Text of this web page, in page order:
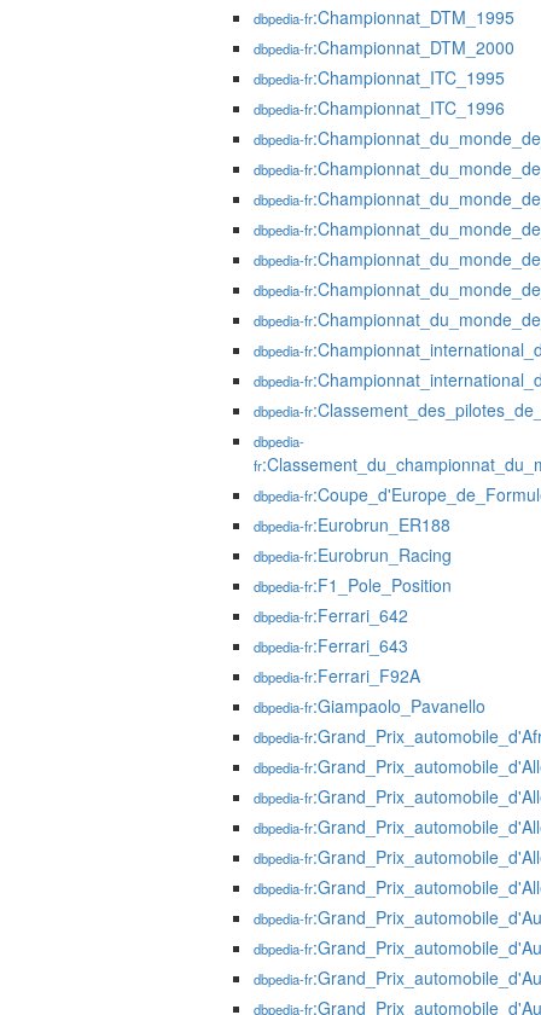
dbpedia-fr:Championnat_DTM_1995
dbpedia-fr:Championnat_DTM_2000
dbpedia-fr:Championnat_ITC_1995
dbpedia-fr:Championnat_ITC_1996
dbpedia-fr
dbpedia-fr
dbpedia-fr
dbpedia-fr
dbpedia-fr
dbpedia-fr
dbpedia-fr
dbpedia-fr
dbpedia-fr
dbpedia-fr
dbpedia-
fr
dbpedia-fr
dbpedia-fr:Eurobrun_ER188
dbpedia-fr:Eurobrun_Racing
dbpedia-fr:F1_Pole_Position
dbpedia-fr:Ferrari_642
dbpedia-fr:Ferrari_643
dbpedia-fr:Ferrari_F92A
dbpedia-fr:Giampaolo_Pavanello
dbpedia-fr
dbpedia-fr
dbpedia-fr
dbpedia-fr
dbpedia-fr
dbpedia-fr
dbpedia-fr
dbpedia-fr
dbpedia-fr
dbpedia-fr